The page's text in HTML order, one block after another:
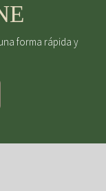
forma rápida y